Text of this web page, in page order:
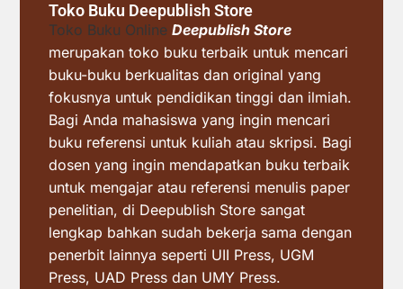
Toko Buku Deepublish Store
Toko Buku Online Deepublish Store
merupakan toko buku terbaik untuk mencari
buku-buku berkualitas dan original yang
fokusnya untuk pendidikan tinggi dan ilmiah.
Bagi Anda mahasiswa yang ingin mencari
buku referensi untuk kuliah atau skripsi. Bagi
dosen yang ingin mendapatkan buku terbaik
untuk mengajar atau referensi menulis paper
penelitian, di Deepublish Store sangat
lengkap bahkan sudah bekerja sama dengan
penerbit lainnya seperti UII Press, UGM
Press, UAD Press dan UMY Press.